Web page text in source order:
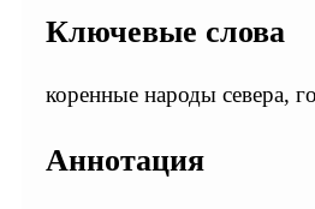
Ключевые слова
коренные народы севера,
Аннотация